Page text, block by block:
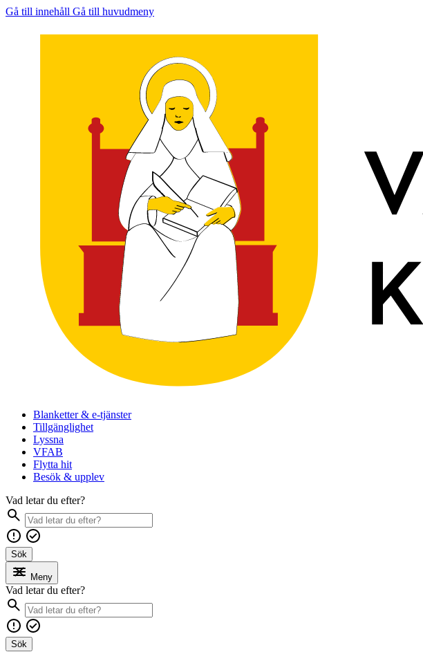
Gå till innehåll Gå till huvudmeny
Blanketter & e-tjänster
Tillgänglighet
Lyssna
VFAB
Flytta hit
Besök & upplev
Vad letar du efter?
Sök
Meny
Vad letar du efter?
Sök